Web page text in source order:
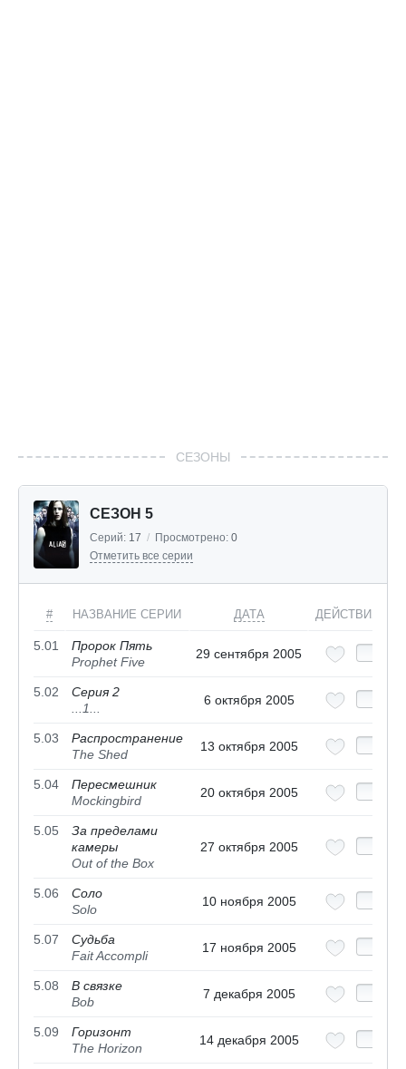
СЕЗОНЫ
СЕЗОН 5
Серий: 17 / Просмотрено: 0
Отметить все серии
# НАЗВАНИЕ СЕРИИ ДАТА ДЕЙСТВИЯ
5.01
Пророк Пять
Prophet Five
29 сентября 2005
5.02
Серия 2
...1...
6 октября 2005
5.03
Распространение
The Shed
13 октября 2005
5.04
Пересмешник
Mockingbird
20 октября 2005
5.05
За пределами
камеры
Out of the Box
27 октября 2005
5.06
Соло
Solo
10 ноября 2005
5.07
Судьба
Fait Accompli
17 ноября 2005
5.08
В связке
Bob
7 декабря 2005
5.09
Горизонт
The Horizon
14 декабря 2005